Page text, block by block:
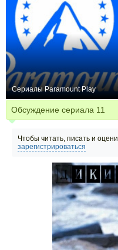
Сериалы Paramount Play
Обсуждение сериала 11
Чтобы читать, писать и
зарегистрироваться